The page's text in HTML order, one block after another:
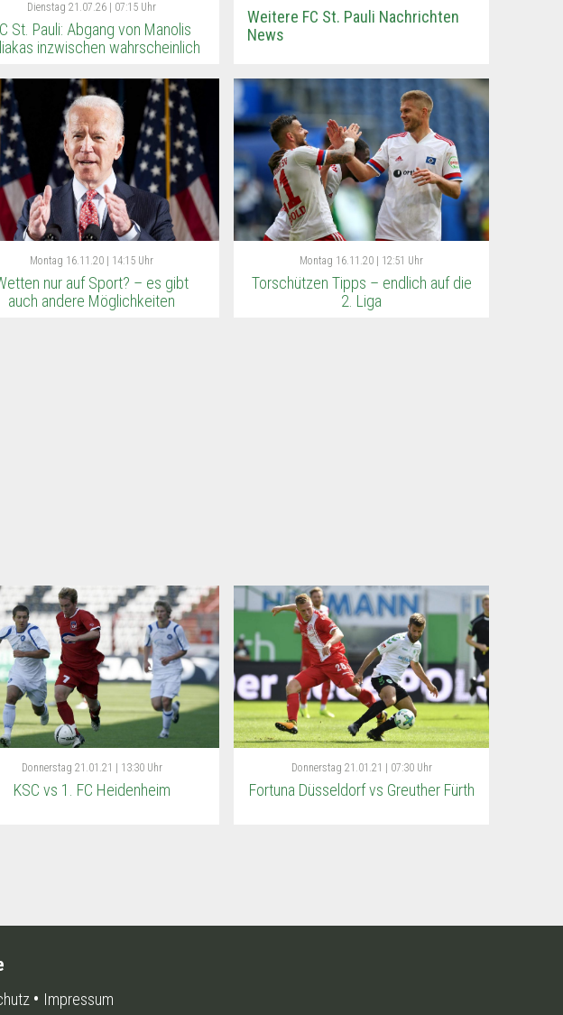
Dienstag 21.07.26 | 07:15 Uhr
St. Pauli: Abgang von Manolis
inzwischen wahrscheinlich
Weitere FC St. Pauli Nachrichten
News
Montag 16.11.20 | 14:15 Uhr
nur auf Sport? – es gibt
auch andere Möglichkeiten
Montag 16.11.20 | 12:51 Uhr
Torschützen Tipps – endlich auf die
2. Liga
Donnerstag 21.01.21 | 13:30 Uhr
KSC vs 1. FC Heidenheim
Donnerstag 21.01.21 | 07:30 Uhr
Fortuna Düsseldorf vs Greuther Fürth
Impressum